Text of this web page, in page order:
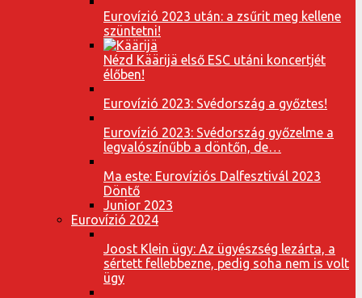
Eurovízió 2023 után: a zsűrit meg kellene
szüntetni!
Nézd Käärijä első ESC utáni koncertjét
élőben!
Eurovízió 2023: Svédország a győztes!
Eurovízió 2023: Svédország győzelme a
legvalószínűbb a döntőn, de…
Ma este: Eurovíziós Dalfesztivál 2023
Döntő
Junior 2023
Eurovízió 2024
Joost Klein ügy: Az ügyészség lezárta, a
sértett fellebbezne, pedig soha nem is volt
ügy